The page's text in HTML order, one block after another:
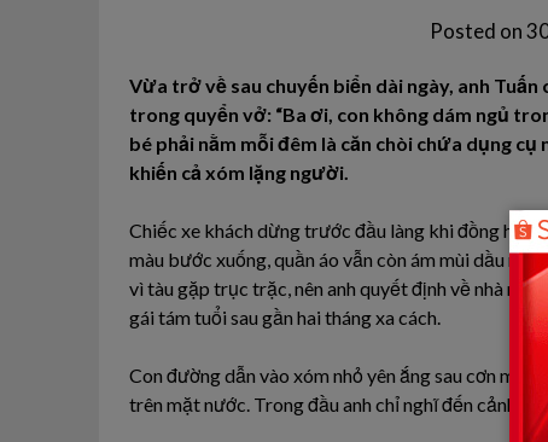
Posted on
Vừa trở về sau chuyến biển dài ngày, anh
trong quyển vở: “Ba ơi, con không dám ngủ
bé phải nằm mỗi đêm là căn chòi chứa dụng
khiến cả xóm lặng người.
Chiếc xe khách dừng trước đầu làng khi đồng hồ
màu bước xuống, quần áo vẫn còn ám mùi dầu
vì tàu gặp trục trặc, nên anh quyết định về nhà
gái tám tuổi sau gần hai tháng xa cách.
Con đường dẫn vào xóm nhỏ yên ắng sau cơn
trên mặt nước. Trong đầu anh chỉ nghĩ đến cảnh